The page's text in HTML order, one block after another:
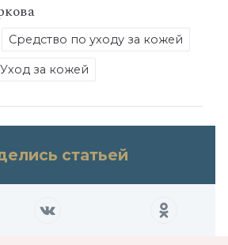
Средство по уходу за кожей
Уход за кожей
статьей